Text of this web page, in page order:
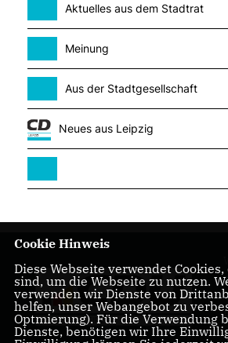
Aktuelles aus dem Stadtrat
Meinung
Aus der Stadtgesellschaft
Neues aus Leipzig
Cookie Hinweis
Diese Webseite verwendet
sind, um die Webseite zu nutzen.
verwenden wir Dienste von
helfen, unser Webangebot zu
Optmierung). Für die Verwendung
Dienste, benötigen wir Ihre